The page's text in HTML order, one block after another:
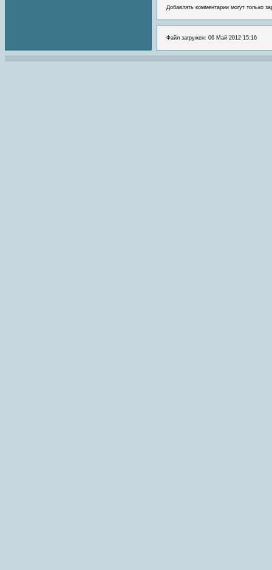
Добавлять комментарии могут только
Файл загружен: 06 Май 2012 15:16